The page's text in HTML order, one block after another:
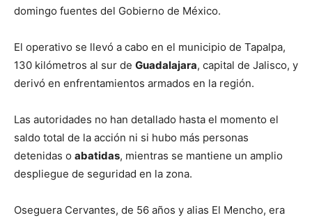
domingo fuentes del Gobierno de México.
El operativo se llevó a cabo en el municipio de Tapalpa,
130 kilómetros al sur de Guadalajara, capital de Jalisco, y
derivó en enfrentamientos armados en la región.
Las autoridades no han detallado hasta el momento el
saldo total de la acción ni si hubo más personas
detenidas o abatidas, mientras se mantiene un amplio
despliegue de seguridad en la zona.
Oseguera Cervantes, de 56 años y alias El Mencho, era